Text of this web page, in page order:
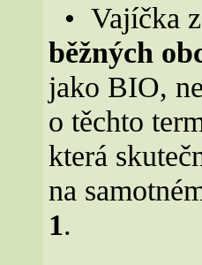
• Vajíčka
běžných
jako BIO,
o těchto
která
na
1.